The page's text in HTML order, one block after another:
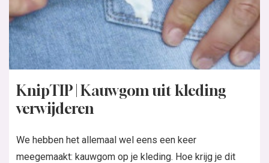
KnipTIP | Kauwgom uit kleding
verwijderen
We hebben het allemaal wel eens een keer
meegemaakt: kauwgom op je kleding. Hoe krijg je dit